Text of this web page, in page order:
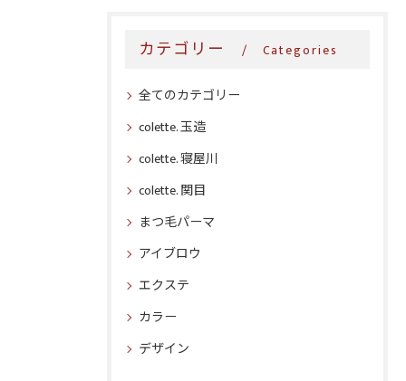
カテゴリー Categories
全てのカテゴリー
colette. 玉造
colette. 寝屋川
colette. 関目
まつ毛パーマ
アイブロウ
エクステ
カラー
デザイン